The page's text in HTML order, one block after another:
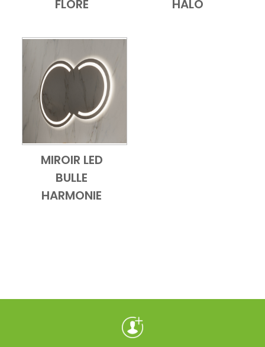
FLORE HALO
Add to CartVue d'ensemble
MIROIR LED
BULLE
HARMONIE